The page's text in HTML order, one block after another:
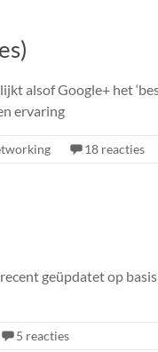
alsof Google+ het
ervaring
18 reacties
geüpdatet op
5 reacties